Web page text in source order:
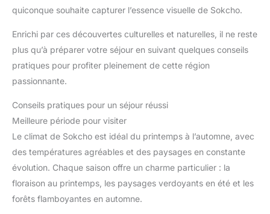
quiconque souhaite capturer l’essence visuelle de Sokcho.
Enrichi par ces découvertes culturelles et naturelles, il ne reste
plus qu’à préparer votre séjour en suivant quelques conseils
pratiques pour profiter pleinement de cette région
passionnante.
Conseils pratiques pour un séjour réussi
Meilleure période pour visiter
Le climat de Sokcho est idéal du printemps à l’automne, avec
des températures agréables et des paysages en constante
évolution. Chaque saison offre un charme particulier : la
floraison au printemps, les paysages verdoyants en été et les
forêts flamboyantes en automne.